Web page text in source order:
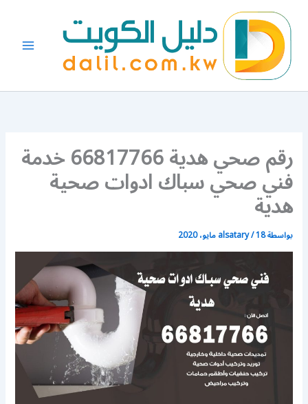
المحتوى
رقم صحي هدية 66817766 خدمة
فني صحي سباك ادوات صحية
هدية
بواسطة alsatary/18 مايو، 2020